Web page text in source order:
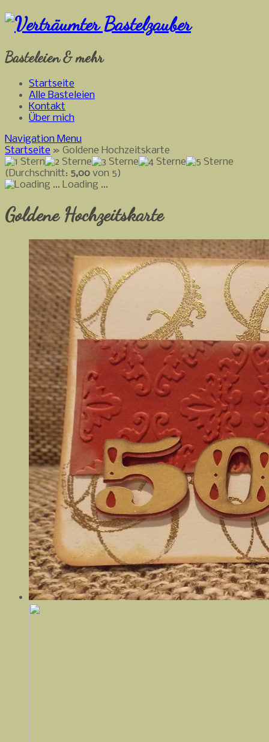
Basteleien & mehr
Startseite
Alle Basteleien
Kontakt
Über mich
Navigation Menu
Startseite » Goldene Hochzeitskarte
(Durchschnitt: 5,00 von 5)
Loading ...
Goldene Hochzeitskarte